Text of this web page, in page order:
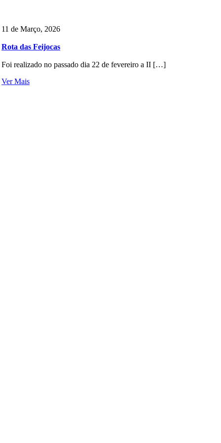
11 de Março, 2026
Rota das Feijocas
Foi realizado no passado dia 22 de fevereiro a II […]
Ver Mais